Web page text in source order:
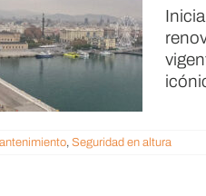
, Seguridad en altura